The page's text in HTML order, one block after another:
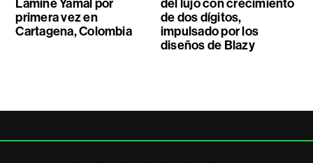
Lamine Yamal por
primera vez en
Cartagena, Colombia
del lujo con crecimiento
de dos dígitos,
impulsado por los
diseños de Blazy